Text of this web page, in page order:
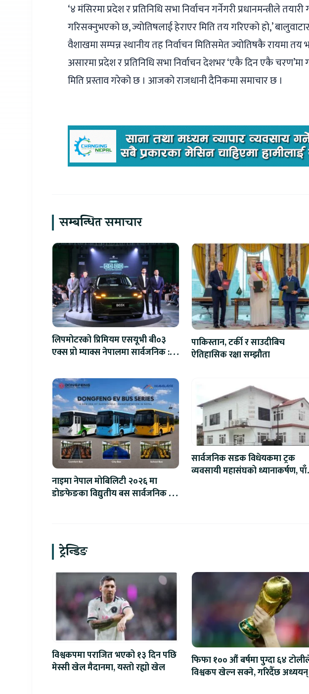
‘४ मंसिरमा प्रदेश र प्रतिनिधि सभा निर्वाचन गर्नेगरी प्रधानमन्त्रीले
गरिसक्नुभएको छ, ज्योतिषलाई हेराएर मिति तय गरिएको हो,’
वैशाखमा सम्पन्न स्थानीय तह निर्वाचन मितिसमेत ज्योतिषकै रायमा
असारमा प्रदेश र प्रतिनिधि सभा निर्वाचन देशभर ‘एकै दिन एकै
मिति प्रस्ताव गरेको छ । आजको राजधानी दैनिकमा समाचार छ ।
सम्बन्धित समाचार
लिपमोटरको प्रिमियम एसयूभी बी०३
एक्स प्रो म्याक्स नेपालमा सार्वजनिक :
लाखको विशेष अफर
पाकिस्तान, टर्की र साउदीबिच
ऐतिहासिक रक्षा सम्झौता
नाइमा नेपाल मोबिलिटी २०२६ मा
डोङफेङका विद्युतीय बस सार्वजनिक हुने
सार्वजनिक सडक विधेयकमा ट्रक
व्यवसायी महासंघको ध्यानाकर्षण,
ट्रेन्डिङ
विश्वकपमा पराजित भएको १३ दिन पछि
मेस्सी खेल मैदानमा, यस्तो रह्यो खेल
फिफा १०० औं बर्षमा पुग्दा ६४
विश्वकप खेल्न सक्ने, गरिदैँछ अध्ययन्